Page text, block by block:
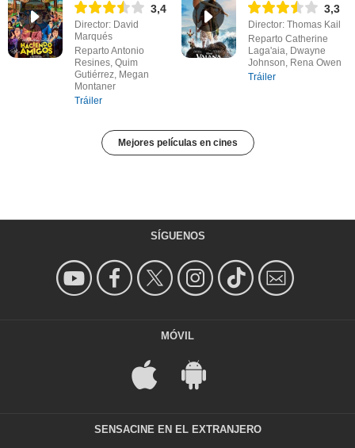
3,4
Director: David
Marqués
Reparto Antonio
Resines, Quim
Gutiérrez, Megan
Montaner
Tráiler
3,3
Director: Thomas Kail
Reparto Catherine
Laga'aia, Dwayne
Johnson, Rena Owen
Tráiler
Mejores películas en cines
SÍGUENOS
MÓVIL
SENSACINE EN EL EXTRANJERO